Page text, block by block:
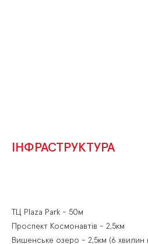
ІНФРАСТРУКТУРА
Вишенське озеро - 2,5км (6 хвилин
Проспект Космонавтів - 2,5км
ТЦ Plaza Park - 50м